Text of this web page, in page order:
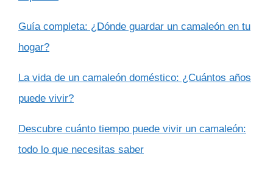
Guía completa: ¿Dónde guardar un camaleón en tu
hogar?
La vida de un camaleón doméstico: ¿Cuántos años
puede vivir?
Descubre cuánto tiempo puede vivir un camaleón:
todo lo que necesitas saber